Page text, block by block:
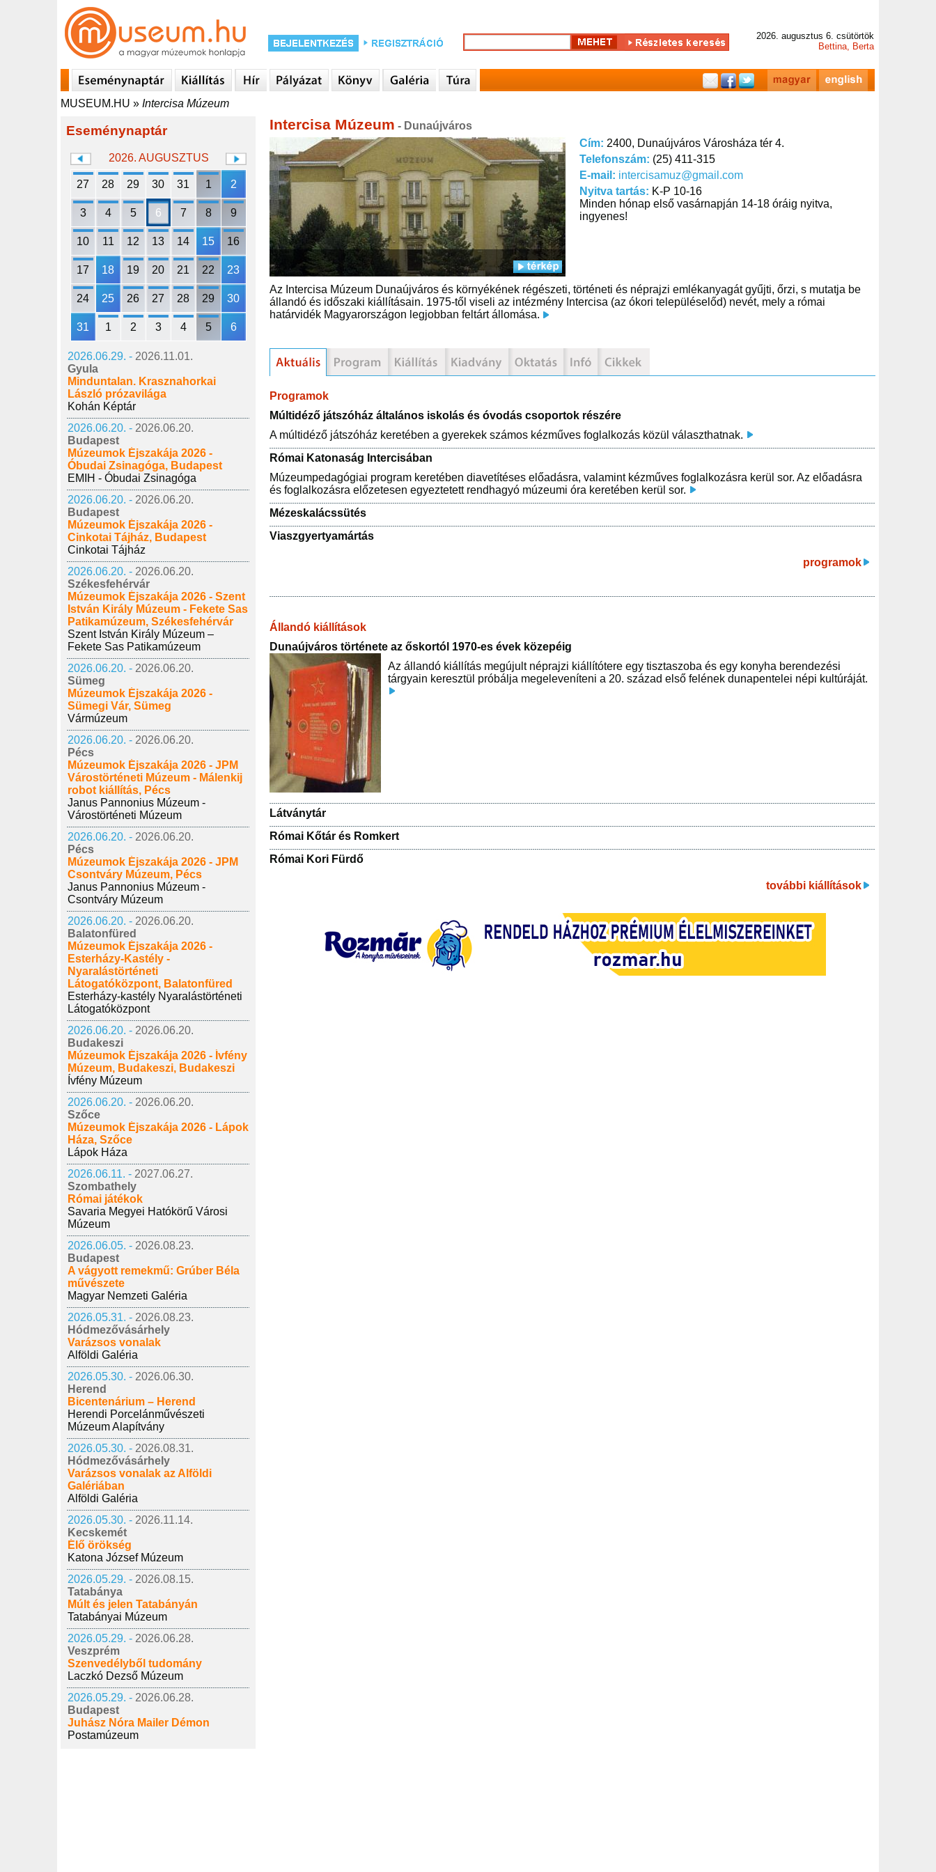
2026. augusztus 6. csütörtök
Bettina, Berta
MUSEUM.HU » Intercisa Múzeum
Eseménynaptár
2026. AUGUSZTUS
27 28 29 30 31 1 2
3 4 5 6 7 8 9
10 11 12 13 14 15 16
17 18 19 20 21 22 23
24 25 26 27 28 29 30
31 1 2 3 4 5 6
2026.06.29. - 2026.11.01.
Gyula
Minduntalan. Krasznahorkai
László prózavilága
Kohán Képtár
2026.06.20. - 2026.06.20.
Budapest
Múzeumok Éjszakája 2026 -
Óbudai Zsinagóga, Budapest
EMIH - Óbudai Zsinagóga
2026.06.20. - 2026.06.20.
Budapest
Múzeumok Éjszakája 2026 -
Cinkotai Tájház, Budapest
Cinkotai Tájház
2026.06.20. - 2026.06.20.
Székesfehérvár
Múzeumok Éjszakája 2026 - Szent
István Király Múzeum - Fekete Sas
Patikamúzeum, Székesfehérvár
Szent István Király Múzeum –
Fekete Sas Patikamúzeum
2026.06.20. - 2026.06.20.
Sümeg
Múzeumok Éjszakája 2026 -
Sümegi Vár, Sümeg
Vármúzeum
2026.06.20. - 2026.06.20.
Pécs
Múzeumok Éjszakája 2026 - JPM
Várostörténeti Múzeum - Málenkij
robot kiállítás, Pécs
Janus Pannonius Múzeum -
Várostörténeti Múzeum
2026.06.20. - 2026.06.20.
Pécs
Múzeumok Éjszakája 2026 - JPM
Csontváry Múzeum, Pécs
Janus Pannonius Múzeum -
Csontváry Múzeum
2026.06.20. - 2026.06.20.
Balatonfüred
Múzeumok Éjszakája 2026 -
Esterházy-Kastély -
Nyaralástörténeti
Látogatóközpont, Balatonfüred
Esterházy-kastély Nyaralástörténeti
Látogatóközpont
2026.06.20. - 2026.06.20.
Budakeszi
Múzeumok Éjszakája 2026 - Ívfény
Múzeum, Budakeszi, Budakeszi
Ívfény Múzeum
2026.06.20. - 2026.06.20.
Szőce
Múzeumok Éjszakája 2026 - Lápok
Háza, Szőce
Lápok Háza
2026.06.11. - 2027.06.27.
Szombathely
Római játékok
Savaria Megyei Hatókörű Városi
Múzeum
2026.06.05. - 2026.08.23.
Budapest
A vágyott remekmű: Grúber Béla
művészete
Magyar Nemzeti Galéria
2026.05.31. - 2026.08.23.
Hódmezővásárhely
Varázsos vonalak
Alföldi Galéria
2026.05.30. - 2026.06.30.
Herend
Bicentenárium – Herend
Herendi Porcelánművészeti
Múzeum Alapítvány
2026.05.30. - 2026.08.31.
Hódmezővásárhely
Varázsos vonalak az Alföldi
Galériában
Alföldi Galéria
2026.05.30. - 2026.11.14.
Kecskemét
Élő örökség
Katona József Múzeum
2026.05.29. - 2026.08.15.
Tatabánya
Múlt és jelen Tatabányán
Tatabányai Múzeum
2026.05.29. - 2026.06.28.
Veszprém
Szenvedélyből tudomány
Laczkó Dezső Múzeum
2026.05.29. - 2026.06.28.
Budapest
Juhász Nóra Mailer Démon
Postamúzeum
Intercisa Múzeum - Dunaújváros
Cím: 2400, Dunaújváros Városháza tér 4.
Telefonszám: (25) 411-315
E-mail: intercisamuz@gmail.com
Nyitva tartás: K-P 10-16
Minden hónap első vasárnapján 14-18 óráig nyitva,
ingyenes!
Az Intercisa Múzeum Dunaújváros és környékének régészeti, történeti és néprajzi emlékanyagát gyűjti, őrzi, s mutatja be
állandó és időszaki kiállításain. 1975-től viseli az intézmény Intercisa (az ókori településelőd) nevét, mely a római
határvidék Magyarországon legjobban feltárt állomása.
Programok
Múltidéző játszóház általános iskolás és óvodás csoportok részére
A múltidéző játszóház keretében a gyerekek számos kézműves foglalkozás közül választhatnak.
Római Katonaság Intercisában
Múzeumpedagógiai program keretében diavetítéses előadásra, valamint kézműves foglalkozásra kerül sor. Az előadásra
és foglalkozásra előzetesen egyeztetett rendhagyó múzeumi óra keretében kerül sor.
Mézeskalácssütés
Viaszgyertyamártás
programok
Állandó kiállítások
Dunaújváros története az őskortól 1970-es évek közepéig
Az állandó kiállítás megújult néprajzi kiállítótere egy tisztaszoba és egy konyha berendezési
tárgyain keresztül próbálja megeleveníteni a 20. század első felének dunapentelei népi kultúráját.
Látványtár
Római Kőtár és Romkert
Római Kori Fürdő
további kiállítások